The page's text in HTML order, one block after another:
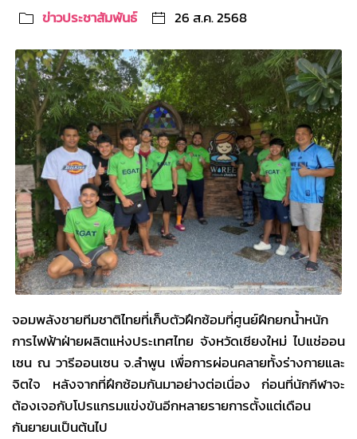
ข่าวประชาสัมพันธ์ 26 ส.ค. 2568
จอมพลังชายทีมชาติไทยที่เก็บตัวฝึกซ้อมที่ศูนย์ฝึกยกน้ำหนัก
การไฟฟ้าฝ่ายผลิตแห่งประเทศไทย จังหวัดเชียงใหม่ ไปแช่ออน
เซน ณ วารีออนเซน จ.ลำพูน เพื่อการผ่อนคลายทั้งร่างกายและ
จิตใจ หลังจากที่ฝึกซ้อมกันมาอย่างต่อเนื่อง ก่อนที่นักกีฬาจะ
ต้องเจอกับโปรแกรมแข่งขันอีกหลายรายการตั้งแต่เดือน
กันยายนเป็นต้นไป